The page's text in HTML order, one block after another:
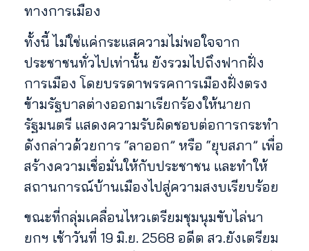
ทางการเมือง
ทั้งนี้ ไม่ใช่แค่กระแสความไม่พอใจจาก
ประชาชนทั่วไปเท่านั้น ยังรวมไปถึงฟากฝั่ง
การเมือง โดยบรรดาพรรคการเมืองฝั่งตรง
ข้ามรัฐบาลต่างออกมาเรียกร้องให้นายก
รัฐมนตรี แสดงความรับผิดชอบต่อการกระทำ
ดังกล่าวด้วยการ “ลาออก” หรือ “ยุบสภา” เพื่อ
สร้างความเชื่อมั่นให้กับประชาชน และทำให้
สถานการณ์บ้านเมืองไปสู่ความสงบเรียบร้อย
ขณะที่กลุ่มเคลื่อนไหวเตรียมชุมนุมขับไล่นา
ยกฯ เช้าวันที่ 19 มิ.ย. 2568 อดีต สว.ยังเตรียม